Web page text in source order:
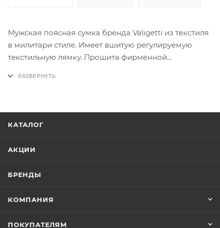
Мужская поясная сумка бренда Valigetti из текстиля
в милитари стиле. Имеет вшитую регулируемую
текстильную лямку. Прошита фирменной
есть регуляторы объема сумки
КАТАЛОГ
АКЦИИ
БРЕНДЫ
КОМПАНИЯ
ПОКУПАТЕЛЯМ